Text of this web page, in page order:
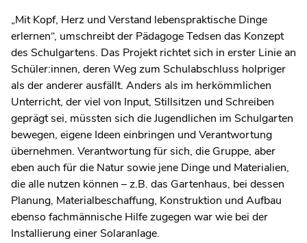
„Mit Kopf, Herz und Verstand lebenspraktische Dinge
erlernen“, umschreibt der Pädagoge Tedsen das Konzept
des Schulgartens. Das Projekt richtet sich in erster Linie an
Schüler:innen, deren Weg zum Schulabschluss holpriger
als der anderer ausfällt. Anders als im herkömmlichen
Unterricht, der viel von Input, Stillsitzen und Schreiben
geprägt sei, müssten sich die Jugendlichen im Schulgarten
bewegen, eigene Ideen einbringen und Verantwortung
übernehmen. Verantwortung für sich, die Gruppe, aber
eben auch für die Natur sowie jene Dinge und Materialien,
die alle nutzen können – z.B. das Gartenhaus, bei dessen
Planung, Materialbeschaffung, Konstruktion und Aufbau
ebenso fachmännische Hilfe zugegen war wie bei der
Installierung einer Solaranlage.